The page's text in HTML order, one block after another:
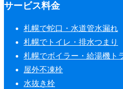
サービス料金
札幌で蛇口・水道管水漏れ
札幌でトイレ・排水つまり
札幌でボイラー・給湯機ト
屋外不凍栓
水抜き栓